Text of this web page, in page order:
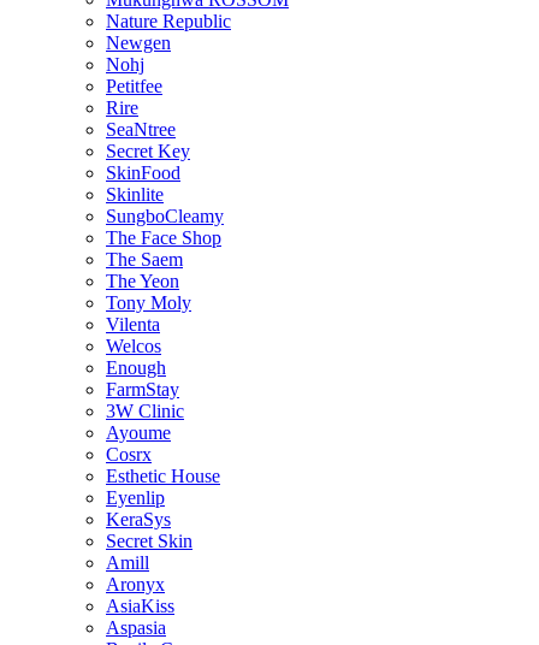
Nature Republic
Newgen
Nohj
Petitfee
Rire
SeaNtree
Secret Key
SkinFood
Skinlite
SungboCleamy
The Face Shop
The Saem
The Yeon
Tony Moly
Vilenta
Welcos
Enough
FarmStay
3W Clinic
Ayoume
Cosrx
Esthetic House
Eyenlip
KeraSys
Secret Skin
Amill
Aronyx
AsiaKiss
Aspasia